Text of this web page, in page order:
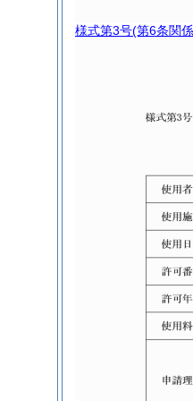
様式第3号(第6条関